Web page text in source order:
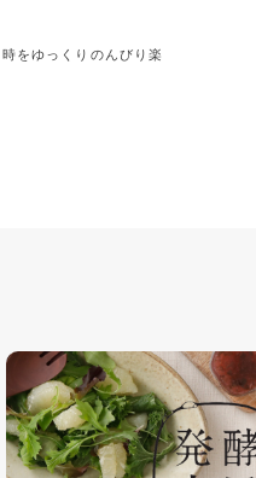
をゆっくりのんびり楽